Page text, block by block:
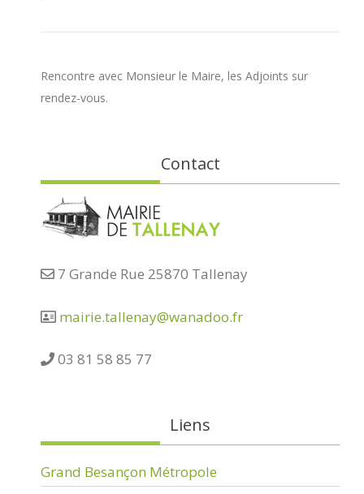
Rencontre avec Monsieur le Maire, les Adjoints sur
rendez-vous.
Contact
7 Grande Rue 25870 Tallenay
mairie.tallenay@wanadoo.fr
03 81 58 85 77
Liens
Grand Besançon Métropole